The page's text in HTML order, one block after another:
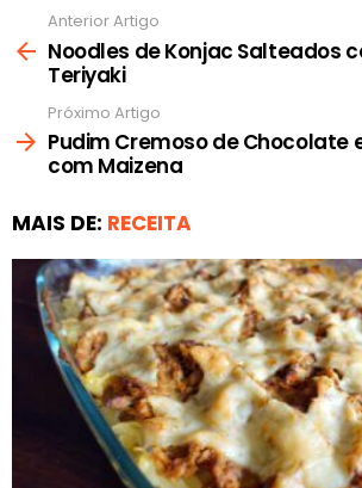
mais
Anterior Artigo
Noodles de Konjac Salteados
Teriyaki
Próximo Artigo
Pudim Cremoso de Chocolate
com Maizena
MAIS DE: RECEITA